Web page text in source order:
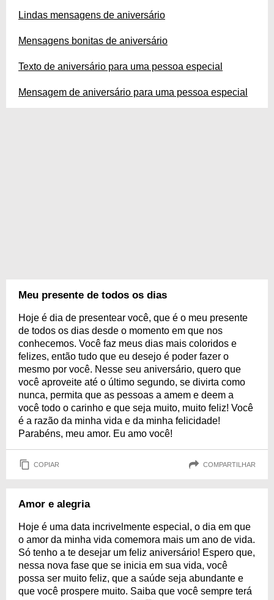
Lindas mensagens de aniversário
Mensagens bonitas de aniversário
Texto de aniversário para uma pessoa especial
Mensagem de aniversário para uma pessoa especial
Meu presente de todos os dias
Hoje é dia de presentear você, que é o meu presente
de todos os dias desde o momento em que nos
conhecemos. Você faz meus dias mais coloridos e
felizes, então tudo que eu desejo é poder fazer o
mesmo por você. Nesse seu aniversário, quero que
você aproveite até o último segundo, se divirta como
nunca, permita que as pessoas a amem e deem a
você todo o carinho e que seja muito, muito feliz! Você
é a razão da minha vida e da minha felicidade!
Parabéns, meu amor. Eu amo você!
COPIAR COMPARTILHAR
Amor e alegria
Hoje é uma data incrivelmente especial, o dia em que
o amor da minha vida comemora mais um ano de vida.
Só tenho a te desejar um feliz aniversário! Espero que,
nessa nova fase que se inicia em sua vida, você
possa ser muito feliz, que a saúde seja abundante e
que você prospere muito. Saiba que você sempre terá